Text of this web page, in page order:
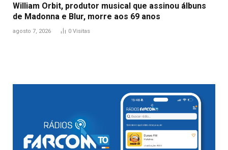
William Orbit, produtor musical que assinou álbuns
de Madonna e Blur, morre aos 69 anos
agosto 7, 2026 0 Visitas